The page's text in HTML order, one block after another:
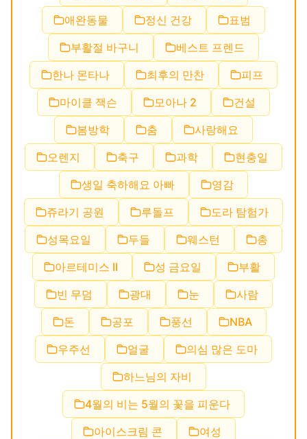
애완동물
정신 건강
표범
부활절 바구니
베스트 프렌드
한나 몬타나
최후의 만찬
피프
마이클 잭슨
모아나 2
건설
봄방학
춤
사랑해요
오렌지
축구 과학
현충일
생일 축하해요 아빠
영감
쥬라기 공원
루돌프
도라 탐험가
성목요일
두들 웨스턴
총
아르테미스 II
성 금요일
부활
빈 무덤
광대 눈
사람
돈
공포 풍선
NBA
우주선
얼굴
의심 많은 도마
하느님의 자비
4월의 비는 5월의 꽃을 피운다
아이스크림 콘
여성